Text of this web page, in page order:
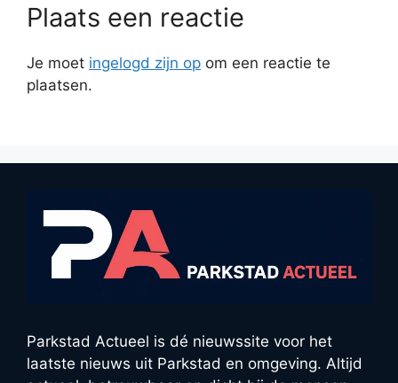
Plaats een reactie
Je moet ingelogd zijn op om een reactie te
plaatsen.
Parkstad Actueel is dé nieuwssite voor het
laatste nieuws uit Parkstad en omgeving. Altijd